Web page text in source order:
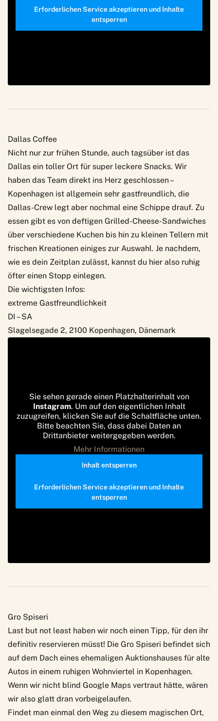
Erforderlichen Service akzeptieren und Inhalte
entsperren
Dallas Coffee
Nicht nur zur frühen Stunde, auch tagsüber ist das
Dallas ein toller Ort für super leckere Snacks. Wir
haben das Team direkt ins Herz geschlossen –
Kopenhagen ist allgemein sehr gastfreundlich, die
Dallas-Crew legt aber nochmal eine Schippe drauf. Zu
essen gibt es von deftigen Grilled-Cheese-Sandwiches
über verschiedene Kuchen bis hin zu kleinen Tellern mit
frischen Kreationen einiges zur Auswahl. Je nachdem,
wie es dein Zeitplan zulässt, kannst du hier also ruhig
öfter einen Stopp einlegen.
Die wichtigsten Infos:
extreme Gastfreundlichkeit
DI – SA
Slagelsegade 2, 2100 Kopenhagen, Dänemark
Sie sehen gerade einen Platzhalterinhalt von
Instagram. Um auf den eigentlichen Inhalt
zuzugreifen, klicken Sie auf die Schaltfläche unten.
Bitte beachten Sie, dass dabei Daten an
Drittanbieter weitergegeben werden.
Mehr Informationen
Inhalt entsperren
Erforderlichen Service akzeptieren und Inhalte
entsperren
Gro Spiseri
Last but not least haben wir noch einen Tipp, für den ihr
definitiv reservieren müsst! Die Gro Spiseri befindet sich
auf dem Dach eines ehemaligen Auktionshauses für alte
Autos in einem ruhigen Wohnviertel in Kopenhagen.
Wenn wir nicht blind Google Maps vertraut hätte, wären
wir also glatt dran vorbeigelaufen.
Findet man einmal den Weg zu diesem magischen Ort,